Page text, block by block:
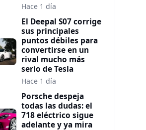
Hace 1 día
El Deepal S07 corrige
sus principales
puntos débiles para
convertirse en un
rival mucho más
serio de Tesla
Hace 1 día
Porsche despeja
todas las dudas: el
718 eléctrico sigue
adelante y ya mira